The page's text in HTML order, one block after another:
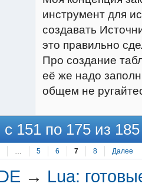
инструмент для
создавать
это правильно
Про создание
её же надо
общем не
151 по 175 из 185
5 6 7 8 Далее
→ Lua: